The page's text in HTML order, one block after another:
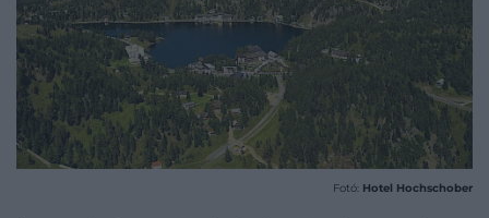
Fotó: Hotel Hochschober